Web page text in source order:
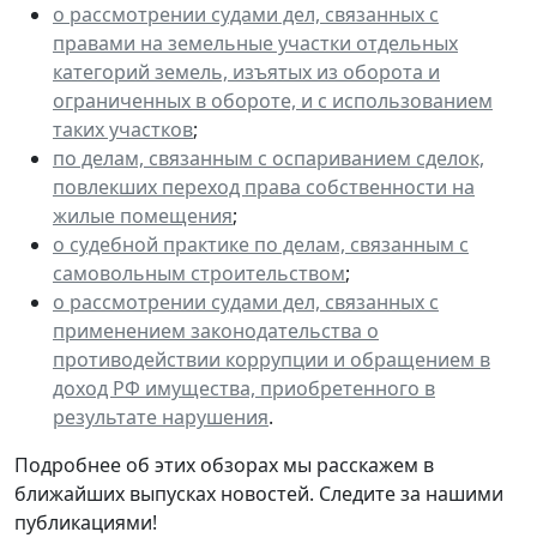
о рассмотрении судами дел, связанных с
правами на земельные участки отдельных
категорий земель, изъятых из оборота и
ограниченных в обороте, и с использованием
таких участков;
по делам, связанным с оспариванием сделок,
повлекших переход права собственности на
жилые помещения;
о судебной практике по делам, связанным с
самовольным строительством;
о рассмотрении судами дел, связанных с
применением законодательства о
противодействии коррупции и обращением в
доход РФ имущества, приобретенного в
результате нарушения.
Подробнее об этих обзорах мы расскажем в
ближайших выпусках новостей. Следите за нашими
публикациями!